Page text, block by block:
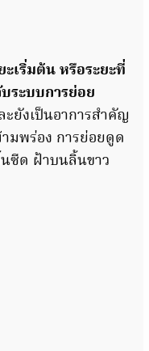
เริ่มต้น หรือระยะที่
ระบบการย่อย
ยังเป็นอาการสำคัญ
มพร่อง การย่อยดูด
ซีด ฝ้าบนลิ้นขาว